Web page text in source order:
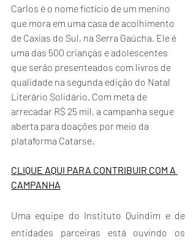
Carlos é o nome fictício de um menino
que mora em uma casa de acolhimento
de Caxias do Sul, na Serra Gaúcha. Ele é
uma das 500 crianças e adolescentes
que serão presenteados com livros de
qualidade na segunda edição do Natal
Literário Solidário. Com meta de
arrecadar R$ 25 mil, a campanha segue
aberta para doações por meio da
plataforma Catarse.
CLIQUE AQUI PARA CONTRIBUIR COM A
CAMPANHA
Uma equipe do Instituto Quindim e de
entidades parceiras está ouvindo os